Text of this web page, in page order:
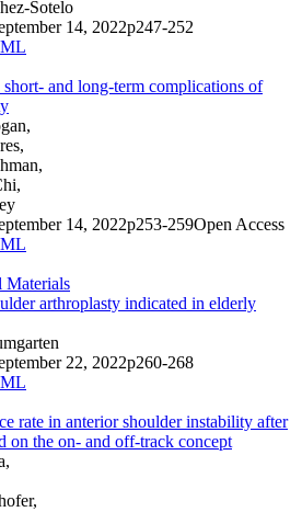
Sotelo
14, 2022p247-252
and long-term complications of
14, 2022p253-259Open Access
Materials
arthroplasty indicated in elderly
22, 2022p260-268
rate in anterior shoulder instability after
on the on- and off-track concept